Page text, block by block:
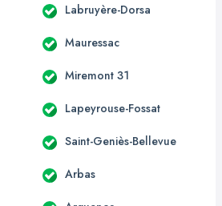
Labruyère-Dorsa
Mauressac
Miremont 31
Lapeyrouse-Fossat
Saint-Geniès-Bellevue
Arbas